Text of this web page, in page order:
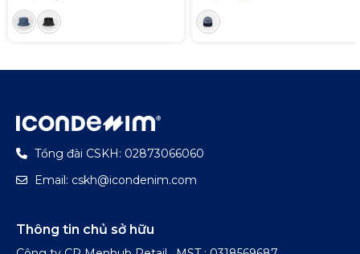
Tổng đài CSKH: 02873066060
Email: cskh@icondenim.com
Thông tin chủ sở hữu